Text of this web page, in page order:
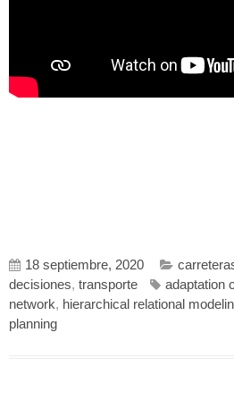
18 septiembre, 2020
decisiones, transporte adaptation
network, hierarchical relational
planning